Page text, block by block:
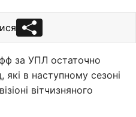
за УПЛ остаточно
в наступному сезоні
вітчизняного